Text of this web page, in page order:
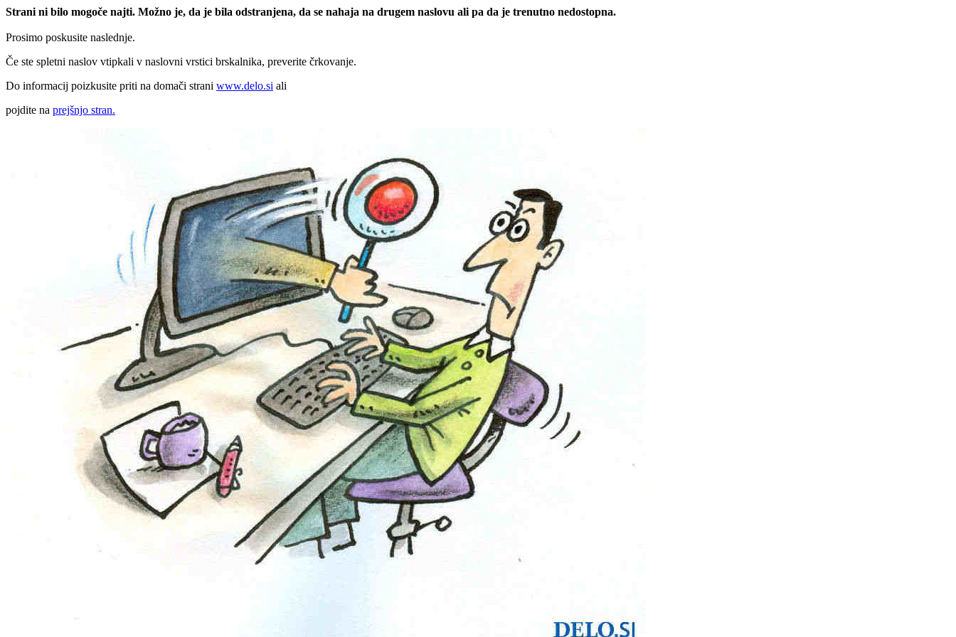
Strani ni bilo mogoče najti. Možno je, da je bila odstranjena, da se nahaja na drugem naslovu ali pa da je trenutno nedostopna.
Prosimo poskusite naslednje.
Če ste spletni naslov vtipkali v naslovni vrstici brskalnika, preverite črkovanje.
Do informacij poizkusite priti na domači strani www.delo.si ali
pojdite na prejšnjo stran.